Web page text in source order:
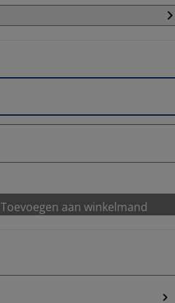
Toevoegen aan winkelmand